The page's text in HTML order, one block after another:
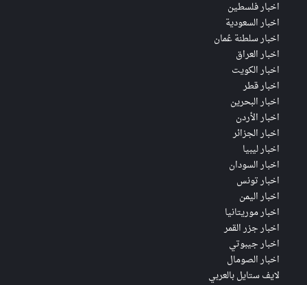
اخبار فلسطين
اخبار السعودية
اخبار سلطنة عُمان
اخبار العراق
اخبار الكويت
اخبار قطر
اخبار البحرين
اخبار الأردن
اخبار الجزائر
اخبار ليبيا
اخبار السودان
اخبار تونس
اخبار اليمن
اخبار موريتانيا
اخبار جزر القمر
اخبار جيبوتي
اخبار الصومال
لايف ستايل بالعربي